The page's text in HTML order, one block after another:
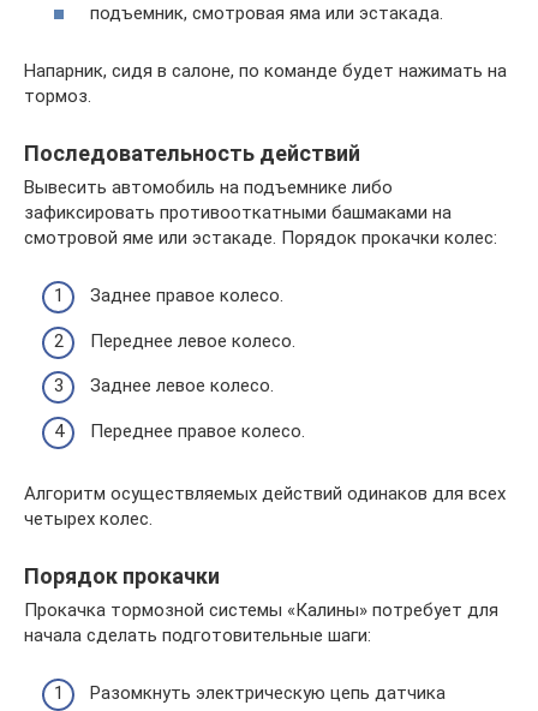
подъемник, смотровая яма или эстакада.
Напарник, сидя в салоне, по команде будет нажимать на
тормоз.
Последовательность действий
Вывесить автомобиль на подъемнике либо
зафиксировать противооткатными башмаками на
смотровой яме или эстакаде. Порядок прокачки колес:
Заднее правое колесо.
Переднее левое колесо.
Заднее левое колесо.
Переднее правое колесо.
Алгоритм осуществляемых действий одинаков для всех
четырех колес.
Порядок прокачки
Прокачка тормозной системы «Калины» потребует для
начала сделать подготовительные шаги:
Разомкнуть электрическую цепь датчика